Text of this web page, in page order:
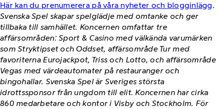
Här kan du prenumerera på våra nyheter och blogginlägg.
Svenska Spel skapar spelglädje med omtanke och ger
tillbaka till samhället. Koncernen omfattar tre
affärsområden: Sport & Casino med välkända varumärken
som Stryktipset och Oddset, affärsområde Tur med
favoriterna Eurojackpot, Triss och Lotto, och affärsområde
Vegas med värdeautomater på restauranger och
bingohallar. Svenska Spel är Sveriges största
idrottssponsor från ungdom till elit. Koncernen har cirka
860 medarbetare och kontor i Visby och Stockholm. För